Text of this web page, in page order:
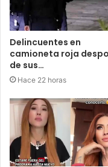
Delincuentes en
camioneta roja
de sus…
Hace 22 horas